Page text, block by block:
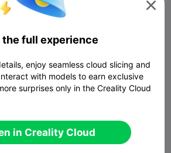
печатал на 3v3 plus 0.4
Winder (best one)
Related 3D Model

the full experience
enjoy seamless cloud slicing and
with models to earn exclusive
surprises only in the Creality Cloud
in Creality Cloud